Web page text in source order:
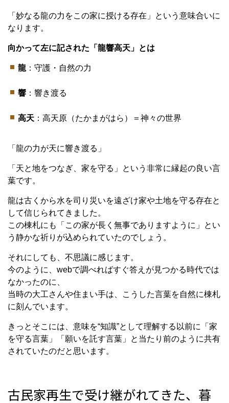
「妙なる龍の力をこの家に授ける存在」という意味合いに
なります。
向かって左に記された「龍響高天」とは
龍 ：守護・自然の力
響 ：響き渡る
高天 ：高天原（たかまがはら）＝神々の世界
「龍の力が天に響き渡る」
「天と地をつなぎ、家を守る」という非常に縁起の良い言
葉です。
龍は古くから水を司り災いを遠ざけ家や土地を守る存在と
して信じられてきました。
この棟札にも「この家が長く無事でありますように」とい
う静かな祈りが込められていたのでしょう。
それにしても、不思議に感じます。
今のように、webで調べればすぐ答えが見つかる時代では
なかったのに、
当時の大工さんや住まい手は、こうした言葉を自然に棟札
に刻んでいます。
きっとそこには、意味を“知識”として理解する以前に「家
を守る言葉」「願いを託す言葉」と当たり前のように共有
されていたのだと思います。
古民家再生で受け継がれてきた、暮